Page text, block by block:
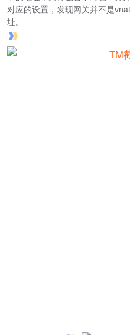
对应的设置，发现网关并不是
址。